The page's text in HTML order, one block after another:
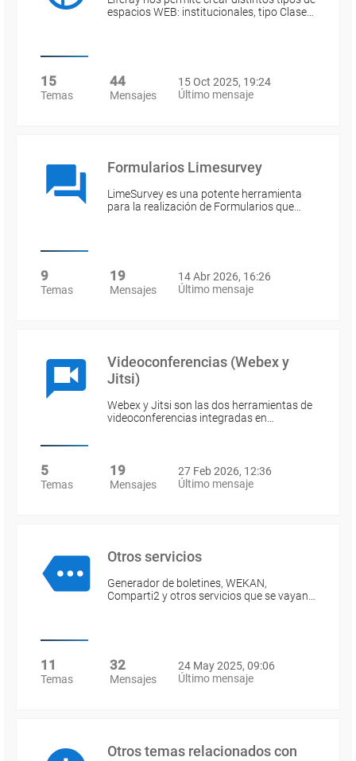
espacios WEB: institucionales, tipo Clase…
15
Temas
44
Mensajes
15 Oct 2025, 19:24
Último mensaje
Formularios Limesurvey
LimeSurvey es una potente herramienta
para la realización de Formularios que…
9
Temas
19
Mensajes
14 Abr 2026, 16:26
Último mensaje
Videoconferencias (Webex y
Jitsi)
Webex y Jitsi son las dos herramientas de
videoconferencias integradas en…
5
Temas
19
Mensajes
27 Feb 2026, 12:36
Último mensaje
Otros servicios
Generador de boletines, WEKAN,
Comparti2 y otros servicios que se vayan…
11
Temas
32
Mensajes
24 May 2025, 09:06
Último mensaje
Otros temas relacionados con